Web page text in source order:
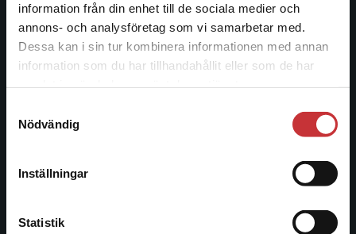
information från din enhet till de sociala medier och
annons- och analysföretag som vi samarbetar med.
Dessa kan i sin tur kombinera informationen med annan
information som du har tillhandahållit eller som de har
Nödvändig
Inställningar
Statistik
Det verkar som att du besöker
studentlitteratur.se via en enhet utanför Sverige.
Vi erbjuder inte leveranser utanför Sverige. För
att kunna slutföra ett köp måste
Studentlitteratur
Studentlitteratur grundades 1963 och är idag Sveriges
ledande utbildningsförlag. Med läromedel, kurslitteratur,
facklitteratur, utbildningar och digitala
informationstjänster i utbudet, finns Studentlitteratur med
längs hela kunskapsresan.
Kontakta oss